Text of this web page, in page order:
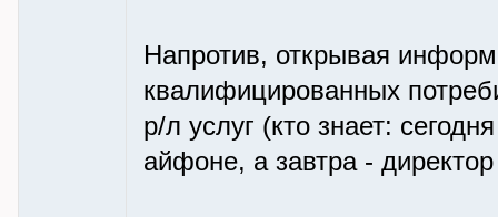
Напротив, открывая
квалифицированных
р/л услуг (кто знает:
айфоне, а завтра -